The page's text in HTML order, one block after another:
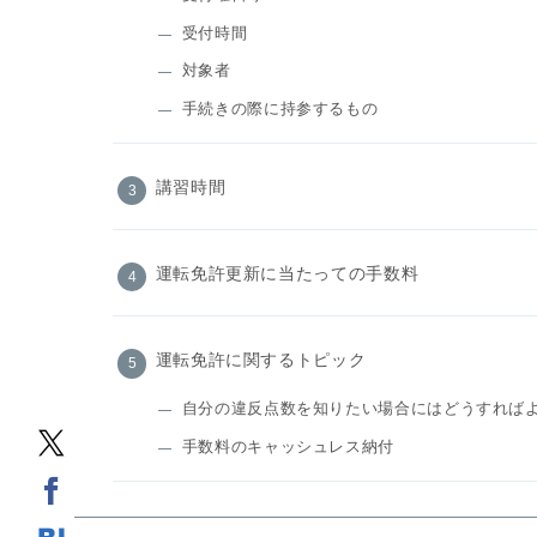
受付時間
対象者
手続きの際に持参するもの
講習時間
運転免許更新に当たっての手数料
運転免許に関するトピック
自分の違反点数を知りたい場合にはどうすれば
手数料のキャッシュレス納付